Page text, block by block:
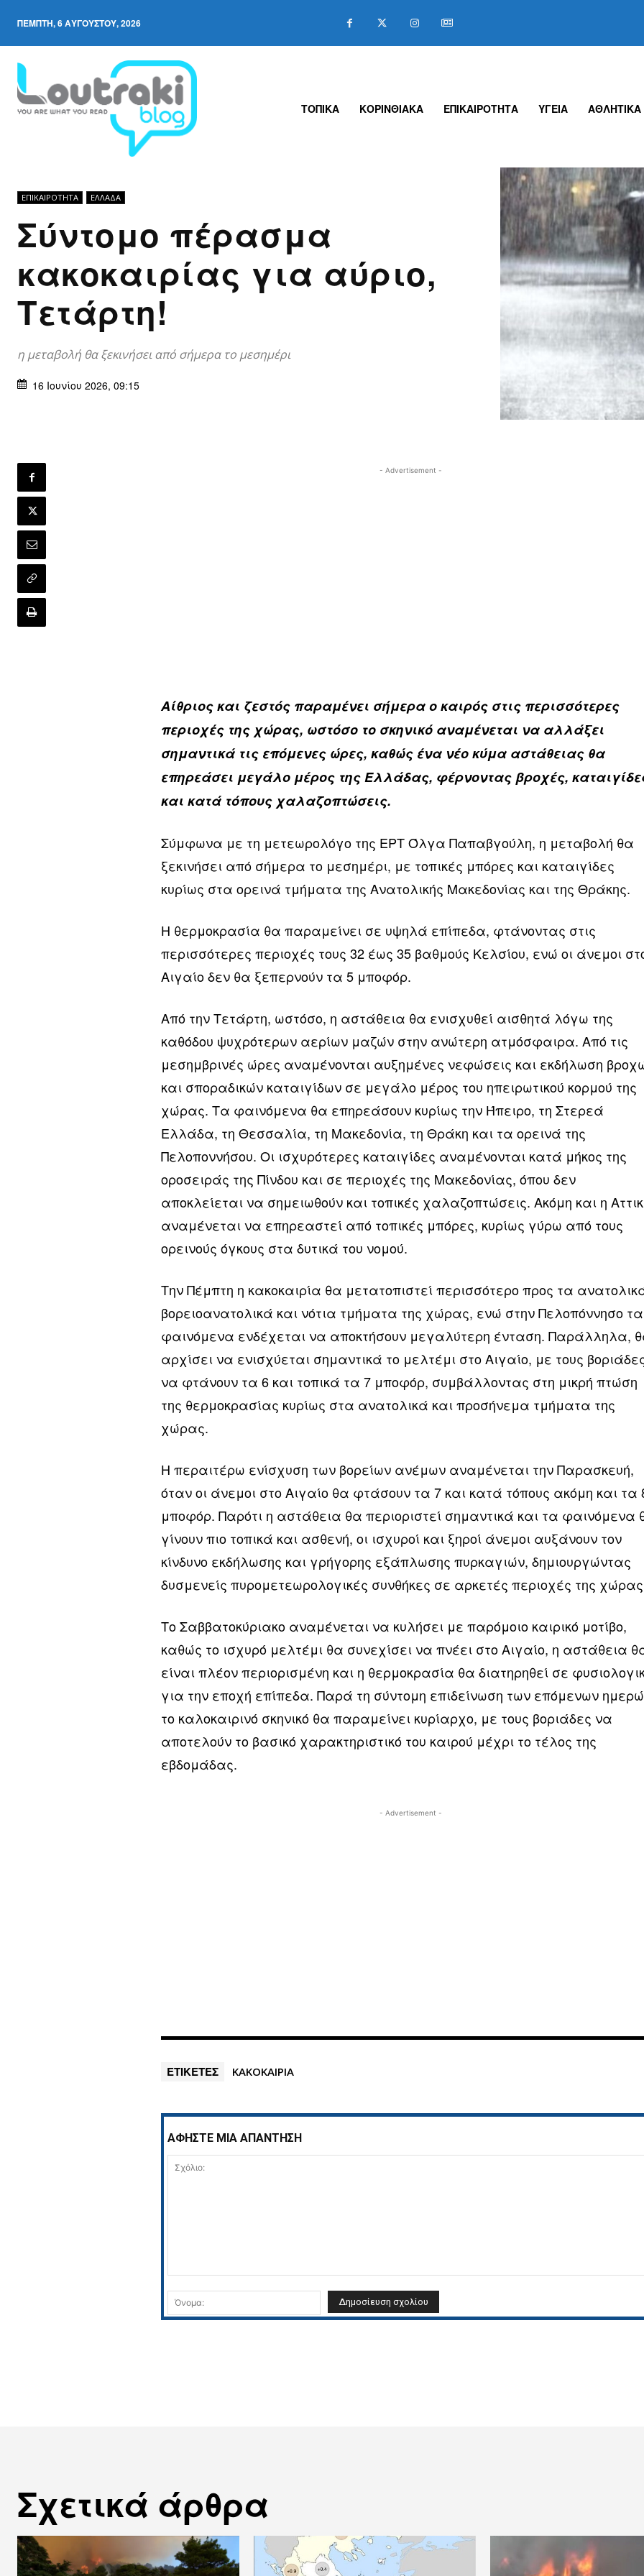
ΠΈΜΠΤΗ, 6 ΑΥΓΟΎΣΤΟΥ, 2026
ΤΟΠΙΚΑ ΚΟΡΙΝΘΙΑΚΑ ΕΠΙΚΑΙΡΟΤΗΤΑ ΥΓΕΙΑ ΑΘΛΗΤΙΚΑ
ΕΠΙΚΑΙΡΟΤΗΤΑ ΕΛΛΆΔΑ
Σύντομο πέρασμα
κακοκαιρίας για αύριο,
Τετάρτη!
η μεταβολή θα ξεκινήσει από σήμερα το μεσημέρι
16 Ιουνίου 2026, 09:15
- Advertisement -
Αίθριος και ζεστός παραμένει σήμερα ο καιρός στις περισσότερες
περιοχές της χώρας, ωστόσο το σκηνικό αναμένεται να αλλάξει
σημαντικά τις επόμενες ώρες, καθώς ένα νέο κύμα αστάθειας θα
επηρεάσει μεγάλο μέρος της Ελλάδας, φέρνοντας βροχές,
και κατά τόπους χαλαζοπτώσεις.
Σύμφωνα με τη μετεωρολόγο της ΕΡΤ Όλγα Παπαβγούλη, η μεταβολή θα
ξεκινήσει από σήμερα το μεσημέρι, με τοπικές μπόρες και καταιγίδες
κυρίως στα ορεινά τμήματα της Ανατολικής Μακεδονίας και της Θράκης.
Η θερμοκρασία θα παραμείνει σε υψηλά επίπεδα, φτάνοντας στις
περισσότερες περιοχές τους 32 έως 35 βαθμούς Κελσίου, ενώ οι άνεμοι
Αιγαίο δεν θα ξεπερνούν τα 5 μποφόρ.
Από την Τετάρτη, ωστόσο, η αστάθεια θα ενισχυθεί αισθητά λόγω της
καθόδου ψυχρότερων αερίων μαζών στην ανώτερη ατμόσφαιρα. Από τις
μεσημβρινές ώρες αναμένονται αυξημένες νεφώσεις και εκδήλωση
και σποραδικών καταιγίδων σε μεγάλο μέρος του ηπειρωτικού κορμού της
χώρας. Τα φαινόμενα θα επηρεάσουν κυρίως την Ήπειρο, τη Στερεά
Ελλάδα, τη Θεσσαλία, τη Μακεδονία, τη Θράκη και τα ορεινά της
Πελοποννήσου. Οι ισχυρότερες καταιγίδες αναμένονται κατά μήκος της
οροσειράς της Πίνδου και σε περιοχές της Μακεδονίας, όπου δεν
αποκλείεται να σημειωθούν και τοπικές χαλαζοπτώσεις. Ακόμη και η
αναμένεται να επηρεαστεί από τοπικές μπόρες, κυρίως γύρω από τους
ορεινούς όγκους στα δυτικά του νομού.
Την Πέμπτη η κακοκαιρία θα μετατοπιστεί περισσότερο προς τα
βορειοανατολικά και νότια τμήματα της χώρας, ενώ στην Πελοπόννησο τα
φαινόμενα ενδέχεται να αποκτήσουν μεγαλύτερη ένταση. Παράλληλα,
αρχίσει να ενισχύεται σημαντικά το μελτέμι στο Αιγαίο, με τους
να φτάνουν τα 6 και τοπικά τα 7 μποφόρ, συμβάλλοντας στη μικρή πτώση
της θερμοκρασίας κυρίως στα ανατολικά και προσήνεμα τμήματα της
χώρας.
Η περαιτέρω ενίσχυση των βορείων ανέμων αναμένεται την Παρασκευή,
όταν οι άνεμοι στο Αιγαίο θα φτάσουν τα 7 και κατά τόπους ακόμη και τα
μποφόρ. Παρότι η αστάθεια θα περιοριστεί σημαντικά και τα φαινόμενα
γίνουν πιο τοπικά και ασθενή, οι ισχυροί και ξηροί άνεμοι αυξάνουν τον
κίνδυνο εκδήλωσης και γρήγορης εξάπλωσης πυρκαγιών, δημιουργώντας
δυσμενείς πυρομετεωρολογικές συνθήκες σε αρκετές περιοχές της
Το Σαββατοκύριακο αναμένεται να κυλήσει με παρόμοιο καιρικό μοτίβο,
καθώς το ισχυρό μελτέμι θα συνεχίσει να πνέει στο Αιγαίο, η αστάθεια
είναι πλέον περιορισμένη και η θερμοκρασία θα διατηρηθεί σε
για την εποχή επίπεδα. Παρά τη σύντομη επιδείνωση των επόμενων
το καλοκαιρινό σκηνικό θα παραμείνει κυρίαρχο, με τους βοριάδες να
αποτελούν το βασικό χαρακτηριστικό του καιρού μέχρι το τέλος της
εβδομάδας.
- Advertisement -
ΕΤΙΚΕΤΕΣ ΚΑΚΟΚΑΙΡΙΑ
ΑΦΗΣΤΕ ΜΙΑ ΑΠΑΝΤΗΣΗ
Όνομα:
Σχετικά άρθρα